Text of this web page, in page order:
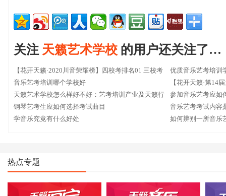
关注 天籁艺术学校 的用户还关注了…
【花开天籁·2020川音荣耀榜】四校考排名01 三校考
排名02 三校考排名03！累累硕果尽显天籁学霸本色！
音乐艺考培训哪个学校好
天籁艺术学校怎么样好不好：艺考培训产业及天籁行
业影响力
钢琴艺考生应如何选择考试曲目
学音乐究竟有什么好处
优质音乐艺考培训
【花开天籁·第14
子唱天籁之音 奏中
参加音乐艺考应如
音乐艺考考试内容
如何辨别一所音乐
热点专题